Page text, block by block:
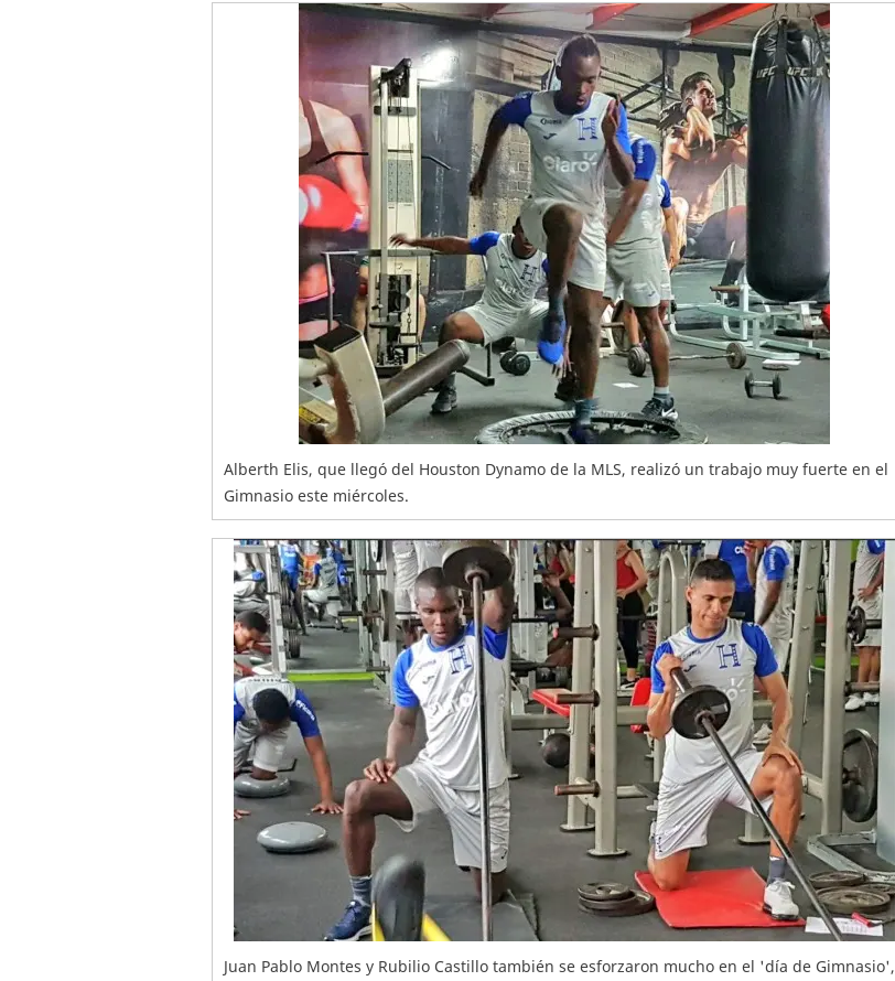
Alberth Elis, que llegó del Houston Dynamo de la MLS, realizó un trabajo muy fuerte en el
Gimnasio este miércoles.
Juan Pablo Montes y Rubilio Castillo también se esforzaron mucho en el 'día de Gimnasio',